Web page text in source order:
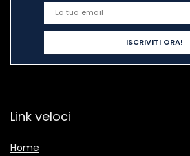
Link veloci
Home